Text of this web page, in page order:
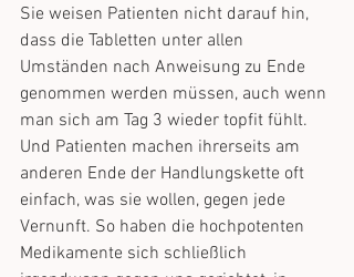
Sie weisen Patienten nicht darauf hin,
dass die Tabletten unter allen
Umständen nach Anweisung zu Ende
genommen werden müssen, auch wenn
man sich am Tag 3 wieder topfit fühlt.
Und Patienten machen ihrerseits am
anderen Ende der Handlungskette oft
einfach, was sie wollen, gegen jede
Vernunft. So haben die hochpotenten
Medikamente sich schließlich